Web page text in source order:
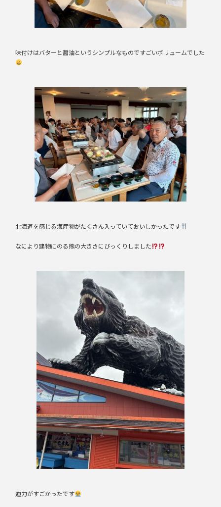
味付けはバターと醤油というシンプルなものですごいボリュームでした
北海道を感じる海産物がたくさん入っていておいしかったです
なにより建物にのる熊の大きさにびっくりしました
迫力がすごかったです